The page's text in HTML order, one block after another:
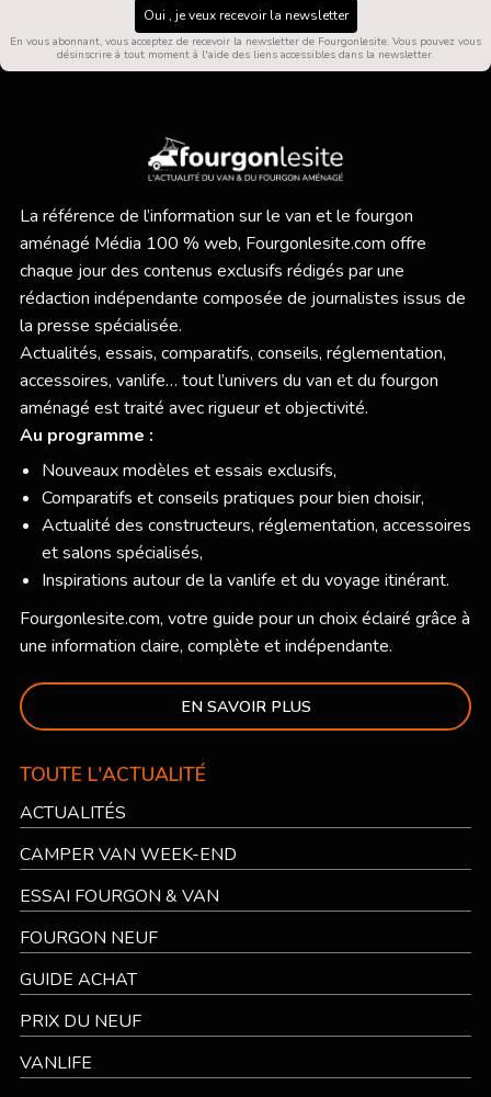
Oui , je veux recevoir la newsletter
En vous abonnant, vous acceptez de recevoir la newsletter de Fourgonlesite. Vous pouvez vous
désinscrire à tout moment à l'aide des liens accessibles dans la newsletter.
La référence de l’information sur le van et le fourgon
aménagé Média 100 % web, Fourgonlesite.com offre
chaque jour des contenus exclusifs rédigés par une
rédaction indépendante composée de journalistes issus de
la presse spécialisée.
Actualités, essais, comparatifs, conseils, réglementation,
accessoires, vanlife… tout l’univers du van et du fourgon
aménagé est traité avec rigueur et objectivité.
Au programme :
Nouveaux modèles et essais exclusifs,
Comparatifs et conseils pratiques pour bien choisir,
Actualité des constructeurs, réglementation, accessoires
et salons spécialisés,
Inspirations autour de la vanlife et du voyage itinérant.
Fourgonlesite.com, votre guide pour un choix éclairé grâce à
une information claire, complète et indépendante.
EN SAVOIR PLUS
TOUTE L'ACTUALITÉ
ACTUALITÉS
CAMPER VAN WEEK-END
ESSAI FOURGON & VAN
FOURGON NEUF
GUIDE ACHAT
PRIX DU NEUF
VANLIFE